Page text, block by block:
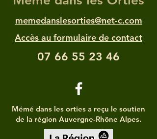
memedanslesorties@net-c.com
Accès au formulaire de contact
07 66 55 23 46
Mémé dans les orties a reçu le soutien
de la région Auvergne-Rhône Alpes.